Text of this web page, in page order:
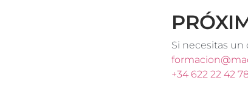
Si necesitas
+34 622 22 42